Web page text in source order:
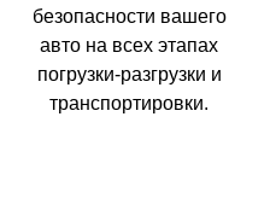
безопасности вашего
авто на всех этапах
погрузки-разгрузки и
транспортировки.